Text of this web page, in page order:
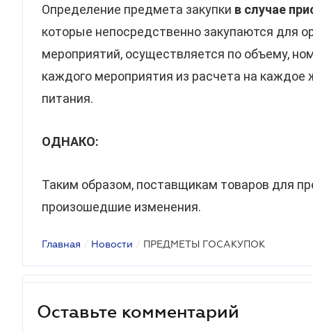
Определение предмета закупки в случае
которые непосредственно закупаются для
мероприятий, осуществляется по объему,
каждого мероприятия из расчета на
питания.
ОДНАКО:
Таким образом, поставщикам товаров для
произошедшие изменения.
Главная / Новости / ПРЕДМЕТЫ ГОСАКУПОК
Оставьте комментарий